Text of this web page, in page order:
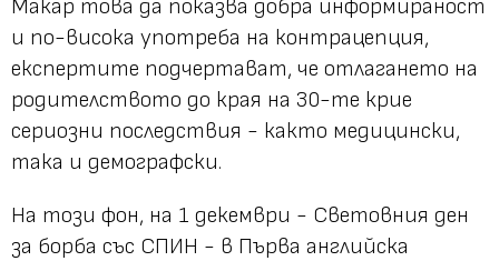
Макар това да показва добра информираност
и по-висока употреба на контрацепция,
експертите подчертават, че отлагането на
родителството до края на 30-те крие
сериозни последствия - както медицински,
така и демографски.
На този фон, на 1 декември - Световния ден
за борба със СПИН - в Първа английска